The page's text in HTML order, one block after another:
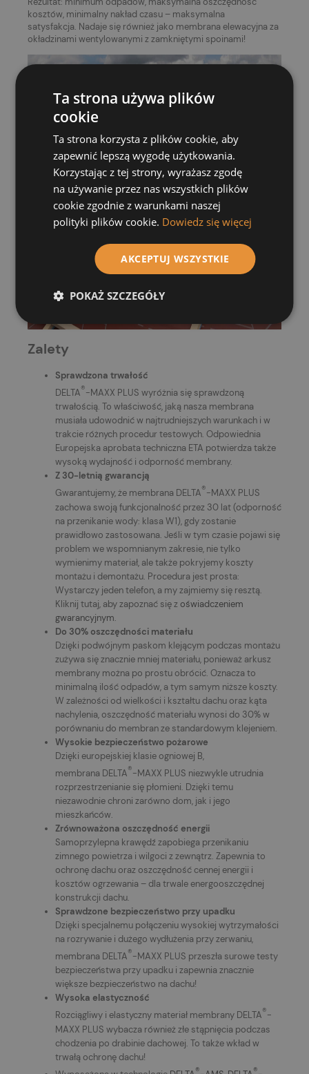
kosztów, minimalny nakład czasu – maksymalna
satysfakcja. Nadaje się również jako membrana elewacyjna za
okładzinami wentylowanymi z zamkniętymi spoinami!
Zalety
Sprawdzona trwałość
DELTA®-MAXX PLUS wyróżnia się sprawdzoną
trwałością. To właściwość, jaką nasza membrana
musiała udowodnić w najtrudniejszych warunkach i w
trakcie różnych procedur testowych. Odpowiednia
Europejska aprobata techniczna ETA potwierdza także
wysoką wydajność i odporność membrany.
Z 30-letnią gwarancją
Gwarantujemy, że membrana DELTA®-MAXX PLUS
zachowa swoją funkcjonalność przez 30 lat (odporność
na przenikanie wody: klasa W1), gdy zostanie
prawidłowo zastosowana. Jeśli w tym czasie pojawi się
problem we wspomnianym zakresie, nie tylko
wymienimy materiał, ale także pokryjemy koszty
montażu i demontażu. Procedura jest prosta:
Wystarczy jeden telefon, a my zajmiemy się resztą.
Kliknij tutaj, aby zapoznać się z oświadczeniem
gwarancyjnym.
Do 30% oszczędności materiału
Dzięki podwójnym paskom klejącym podczas montażu
zużywa się znacznie mniej materiału, ponieważ arkusz
membrany można po prostu obrócić. Oznacza to
minimalną ilość odpadów, a tym samym niższe koszty.
W zależności od wielkości i kształtu dachu oraz kąta
nachylenia, oszczędność materiału wynosi do 30% w
porównaniu do membran ze standardowym klejeniem.
Wysokie bezpieczeństwo pożarowe
Dzięki europejskiej klasie ogniowej B,
membrana DELTA®-MAXX PLUS niezwykle utrudnia
rozprzestrzenianie się płomieni. Dzięki temu
niezawodnie chroni zarówno dom, jak i jego
mieszkańców.
Zrównoważona oszczędność energii
Samoprzylepna krawędź zapobiega przenikaniu
zimnego powietrza i wilgoci z zewnątrz. Zapewnia to
ochronę dachu oraz oszczędność cennej energii i
kosztów ogrzewania – dla trwale energooszczędnej
konstrukcji dachu.
Sprawdzone bezpieczeństwo przy upadku
Dzięki specjalnemu połączeniu wysokiej wytrzymałości
na rozrywanie i dużego wydłużenia przy zerwaniu,
membrana DELTA®-MAXX PLUS przeszła surowe testy
bezpieczeństwa przy upadku i zapewnia znacznie
większe bezpieczeństwo na dachu!
Wysoka elastyczność
Rozciągliwy i elastyczny materiał membrany DELTA®-
MAXX PLUS wybacza również złe stąpnięcia podczas
chodzenia po drabinie dachowej. To także wkład w
trwałą ochronę dachu!
® ®
Ta strona używa plików
cookie
Ta strona korzysta z plików cookie, aby
zapewnić lepszą wygodę użytkowania.
Korzystając z tej strony, wyrażasz zgodę
na używanie przez nas wszystkich plików
cookie zgodnie z warunkami naszej
polityki plików cookie. Dowiedz się więcej
AKCEPTUJ WSZYSTKIE
POKAŻ SZCZEGÓŁY